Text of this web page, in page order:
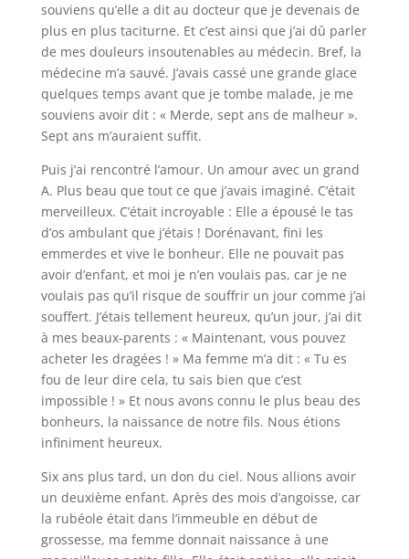
souviens qu’elle a dit au docteur que je devenais de
plus en plus taciturne. Et c’est ainsi que j’ai dû parler
de mes douleurs insoutenables au médecin. Bref, la
médecine m’a sauvé. J’avais cassé une grande glace
quelques temps avant que je tombe malade, je me
souviens avoir dit : « Merde, sept ans de malheur ».
Sept ans m’auraient suffit.
Puis j’ai rencontré l’amour. Un amour avec un grand
A. Plus beau que tout ce que j’avais imaginé. C’était
merveilleux. C’était incroyable : Elle a épousé le tas
d’os ambulant que j’étais ! Dorénavant, fini les
emmerdes et vive le bonheur. Elle ne pouvait pas
avoir d’enfant, et moi je n’en voulais pas, car je ne
voulais pas qu’il risque de souffrir un jour comme j’ai
souffert. J’étais tellement heureux, qu’un jour, j’ai dit
à mes beaux-parents : « Maintenant, vous pouvez
acheter les dragées ! » Ma femme m’a dit : « Tu es
fou de leur dire cela, tu sais bien que c’est
impossible ! » Et nous avons connu le plus beau des
bonheurs, la naissance de notre fils. Nous étions
infiniment heureux.
Six ans plus tard, un don du ciel. Nous allions avoir
un deuxième enfant. Après des mois d’angoisse, car
la rubéole était dans l’immeuble en début de
grossesse, ma femme donnait naissance à une